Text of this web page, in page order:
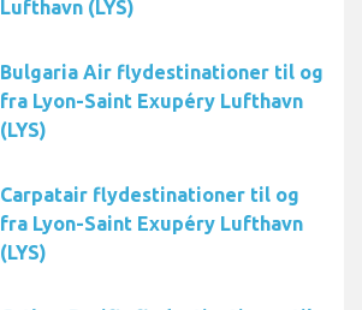
Lufthavn (LYS)
Bulgaria Air flydestinationer til og
fra Lyon-Saint Exupéry Lufthavn
(LYS)
Carpatair flydestinationer til og
fra Lyon-Saint Exupéry Lufthavn
(LYS)